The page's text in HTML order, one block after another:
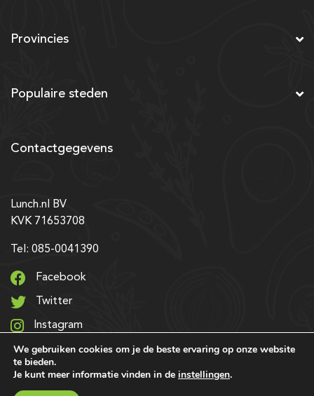
Provincies
Populaire steden
Contactgegevens
Lunch.nl BV
KVK 71653708
Tel: 085-0041390
Facebook
Twitter
Instagram
LinkedIn
© 2026 Alle rechten voorbehouden | Ontwerp & realisatie:
We gebruiken cookies om je de beste ervaring op onze website
te bieden.
Je kunt meer informatie vinden in de instellingen.